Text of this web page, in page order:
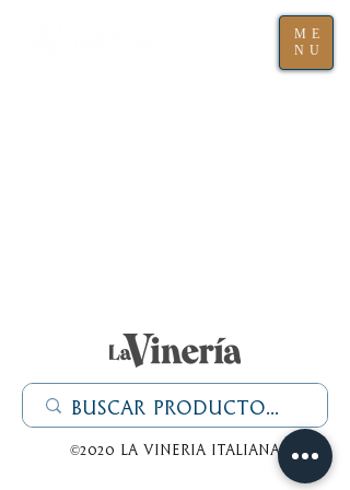
ME
NU
©2020 La Vineria italiana